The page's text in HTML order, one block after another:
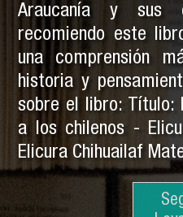
Araucanía y sus
recomiendo este
una comprensión
historia y
sobre el libro: Título:
a los chilenos -
Elicura Chihuailaf